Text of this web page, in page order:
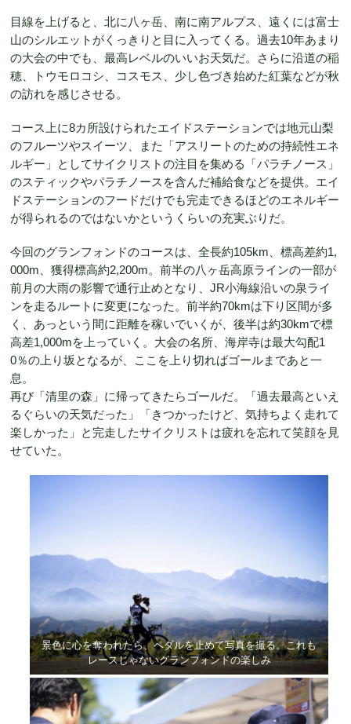
目線を上げると、北に八ヶ岳、南に南アルプス、遠くには富士
山のシルエットがくっきりと目に入ってくる。過去10年あまり
の大会の中でも、最高レベルのいいお天気だ。さらに沿道の稲
穂、トウモロコシ、コスモス、少し色づき始めた紅葉などが秋
の訪れを感じさせる。
コース上に8カ所設けられたエイドステーションでは地元山梨
のフルーツやスイーツ、また「アスリートのための持続性エネ
ルギー」としてサイクリストの注目を集める「パラチノース」
のスティックやパラチノースを含んだ補給食などを提供。エイ
ドステーションのフードだけでも完走できるほどのエネルギー
が得られるのではないかというくらいの充実ぶりだ。
今回のグランフォンドのコースは、全長約105km、標高差約1,
000m、獲得標高約2,200m。前半の八ヶ岳高原ラインの一部が
前月の大雨の影響で通行止めとなり、JR小海線沿いの泉ライ
ンを走るルートに変更になった。前半約70kmは下り区間が多
く、あっという間に距離を稼いでいくが、後半は約30kmで標
高差1,000mを上っていく。大会の名所、海岸寺は最大勾配1
0％の上り坂となるが、ここを上り切ればゴールまであと一
息。
再び「清里の森」に帰ってきたらゴールだ。「過去最高といえ
るぐらいの天気だった」「きつかったけど、気持ちよく走れて
楽しかった」と完走したサイクリストは疲れを忘れて笑顔を見
せていた。
景色に心を奪われたら、ペダルを止めて写真を撮る。これも
レースじゃないグランフォンドの楽しみ